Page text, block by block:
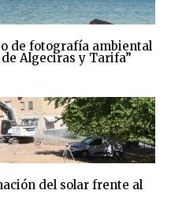
de fotografía ambiental
Algeciras y Tarifa”
del solar frente al